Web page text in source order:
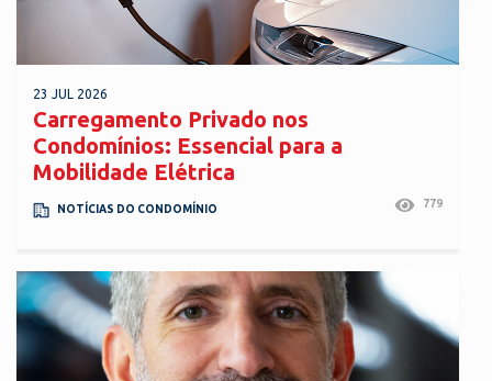
23 JUL 2026
Carregamento Privado nos
Condomínios: Essencial para a
Mobilidade Elétrica
NOTÍCIAS DO CONDOMÍNIO 779